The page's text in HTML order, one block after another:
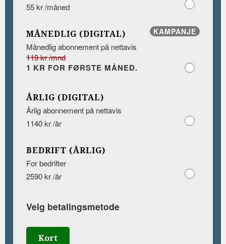
55 kr /måned
KAMPANJE
MÅNEDLIG (DIGITAL)
Månedlig abonnement på nettavis
119 kr /mnd
1 KR FOR FØRSTE MÅNED.
ÅRLIG (DIGITAL)
Årlig abonnement på nettavis
1140 kr /år
BEDRIFT (ÅRLIG)
For bedrifter
2590 kr /år
Velg betalingsmetode
Kort